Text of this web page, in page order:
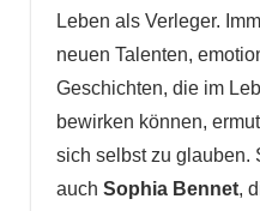
Leben als Verleger.
neuen Talenten,
Geschichten, die im
bewirken können,
sich selbst zu glauben.
auch Sophia Bennet,